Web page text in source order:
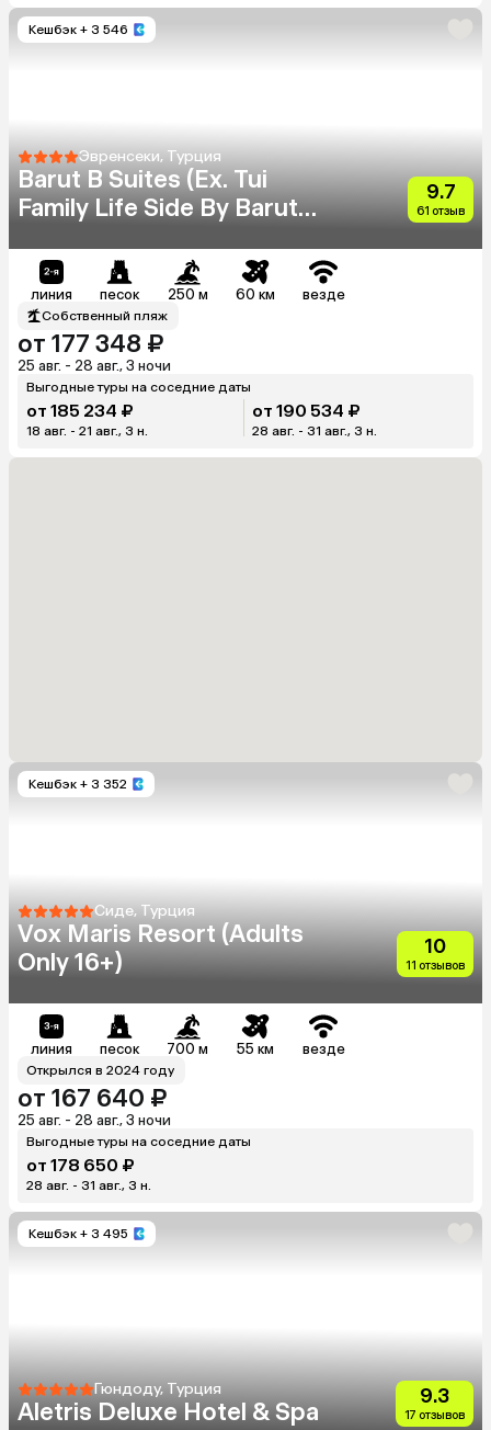
Кешбэк + 3 546
Эвренсеки, Турция
Barut B Suites (Ex. Tui
Family Life Side By Barut
9.7
61 отзыв
линия песок 250 м 60 км везде
Собственный пляж
от 177 348 ₽
25 авг. - 28 авг., 3 ночи
Выгодные туры на соседние даты
от 185 234 ₽
18 авг. - 21 авг., 3 н.
от 190 534 ₽
28 авг. - 31 авг., 3 н.
Кешбэк + 3 352
Сиде, Турция
Vox Maris Resort (Adults
Only 16+)
10
11 отзывов
линия песок 700 м 55 км везде
Открылся в 2024 году
от 167 640 ₽
25 авг. - 28 авг., 3 ночи
Выгодные туры на соседние даты
от 178 650 ₽
28 авг. - 31 авг., 3 н.
Кешбэк + 3 495
Гюндоду, Турция
Aletris Deluxe Hotel & Spa
9.3
17 отзывов